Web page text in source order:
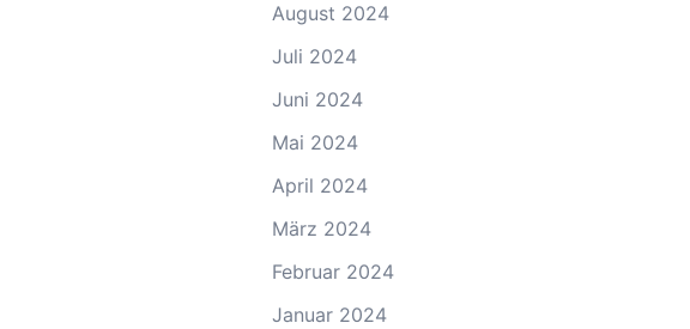
August 2024
Juli 2024
Juni 2024
Mai 2024
April 2024
März 2024
Februar 2024
Januar 2024